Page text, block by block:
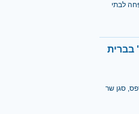
לבתי
בברית
סגן שר